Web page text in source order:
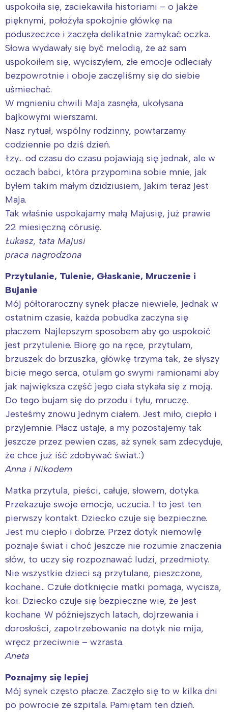
uspokoiła się, zaciekawiła historiami – o jakże
pięknymi, położyła spokojnie główkę na
poduszeczce i zaczęła delikatnie zamykać oczka.
Słowa wydawały się być melodią, że aż sam
uspokoiłem się, wyciszyłem, złe emocje odleciały
bezpowrotnie i oboje zaczęliśmy się do siebie
uśmiechać.
W mgnieniu chwili Maja zasnęła, ukołysana
bajkowymi wierszami.
Nasz rytuał, wspólny rodzinny, powtarzamy
codziennie po dziś dzień.
Łzy… od czasu do czasu pojawiają się jednak, ale w
oczach babci, która przypomina sobie mnie, jak
byłem takim małym dzidziusiem, jakim teraz jest
Maja.
Tak właśnie uspokajamy małą Majusię, już prawie
22 miesięczną córusię.
Łukasz, tata Majusi
praca nagrodzona
Przytulanie, Tulenie, Głaskanie, Mruczenie i
Bujanie
Mój półtoraroczny synek płacze niewiele, jednak w
ostatnim czasie, każda pobudka zaczyna się
płaczem. Najlepszym sposobem aby go uspokoić
jest przytulenie. Biorę go na ręce, przytulam,
brzuszek do brzuszka, główkę trzyma tak, że słyszy
bicie mego serca, otulam go swymi ramionami aby
jak największa część jego ciała stykała się z moją.
Do tego bujam się do przodu i tyłu, mruczę.
Jesteśmy znowu jednym ciałem. Jest miło, ciepło i
przyjemnie. Płacz ustaje, a my pozostajemy tak
jeszcze przez pewien czas, aż synek sam zdecyduje,
że chce już iść zdobywać świat.:)
Anna i Nikodem
Matka przytula, pieści, całuje, słowem, dotyka.
Przekazuje swoje emocje, uczucia. I to jest ten
pierwszy kontakt. Dziecko czuje się bezpieczne.
Jest mu ciepło i dobrze. Przez dotyk niemowlę
poznaje świat i choć jeszcze nie rozumie znaczenia
słów, to uczy się rozpoznawać ludzi, przedmioty.
Nie wszystkie dzieci są przytulane, pieszczone,
kochane… Czułe dotknięcie matki pomaga, wycisza,
koi. Dziecko czuje się bezpieczne wie, że jest
kochane. W późniejszych latach, dojrzewania i
dorosłości, zapotrzebowanie na dotyk nie mija,
wręcz przeciwnie – wzrasta.
Aneta
Poznajmy się lepiej
Mój synek często płacze. Zaczęło się to w kilka dni
po powrocie ze szpitala. Pamiętam ten dzień.